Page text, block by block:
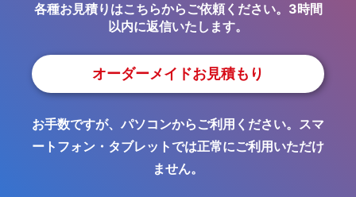
各種お見積りはこちらからご依頼ください。3時間
以内に返信いたします。
オーダーメイドお見積もり
お手数ですが、パソコンからご利用ください。スマ
ートフォン・タブレットでは正常にご利用いただけ
ません。